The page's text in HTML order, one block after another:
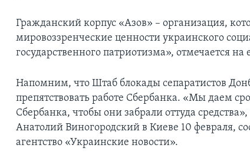
Гражданский корпус «Азов» – организация,
мировоззренческие ценности украинского
государственного патриотизма», отмечается
Напомним, что Штаб блокады сепаратистов
препятствовать работе Сбербанка. «Мы даем
Сбербанка, чтобы они забрали оттуда
Анатолий Виногородский в Киеве 10 февраля,
агентство «Украинские новости».